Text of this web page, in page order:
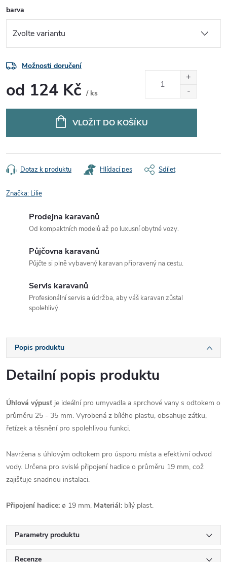
barva
Možnosti doručení
od 124 Kč / ks
VLOŽIT DO KOŠÍKU
Dotaz k produktu Hlídací pes Sdílet
Značka: Lilie
Prodejna karavanů
Od kompaktních modelů až po luxusní obytné vozy.
Půjčovna karavanů
Půjčte si plně vybavený karavan připravený na cestu.
Servis karavanů
Profesionální servis a údržba, aby váš karavan zůstal
spolehlivý.
Popis produktu
Detailní popis produktu
Úhlová výpusť je ideální pro umyvadla a sprchové vany s odtokem o
průměru 25 - 35 mm. Vyrobená z bílého plastu, obsahuje zátku,
řetízek a těsnění pro spolehlivou funkci.
Navržena s úhlovým odtokem pro úsporu místa a efektivní odvod
vody. Určena pro svislé připojení hadice o průměru 19 mm, což
zajišťuje snadnou instalaci.
Připojení hadice: ø 19 mm, Materiál: bílý plast.
Parametry produktu
Recenze